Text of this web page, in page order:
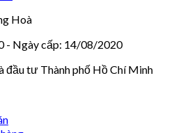
Hoà
- Ngày cấp: 14/08/2020
đầu tư Thành phố Hồ Chí Minh